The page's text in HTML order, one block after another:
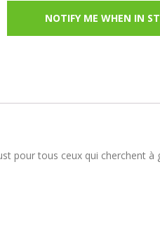
pour tous ceux qui cherchent à